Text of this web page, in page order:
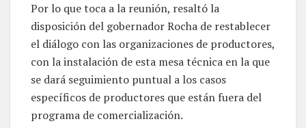
Por lo que toca a la reunión, resaltó la
disposición del gobernador Rocha de restablecer
el diálogo con las organizaciones de productores,
con la instalación de esta mesa técnica en la que
se dará seguimiento puntual a los casos
específicos de productores que están fuera del
programa de comercialización.